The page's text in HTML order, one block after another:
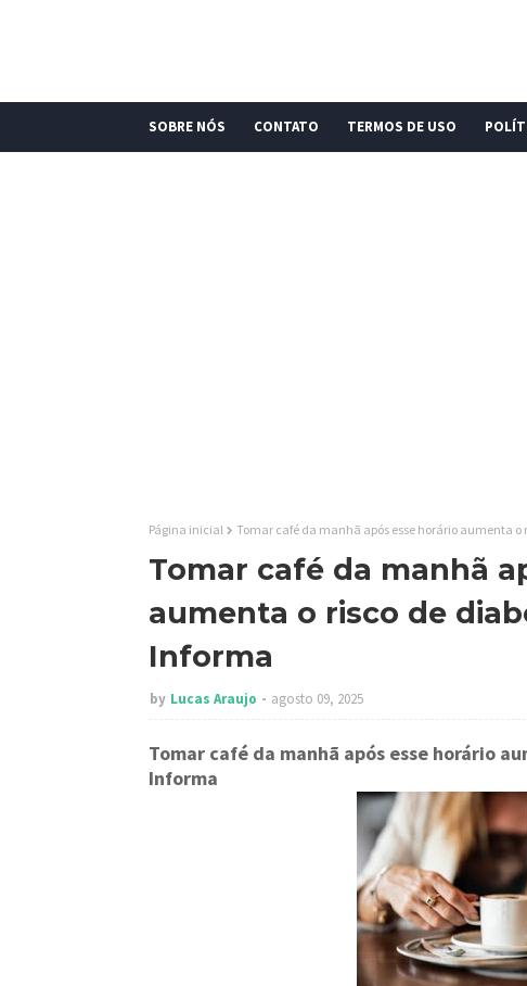
SOBRE NÓS CONTATO TERMOS DE USO
Página inicial Tomar café da manhã após esse horário aumenta o
Tomar café da manhã
aumenta o risco de
Informa
by Lucas Araujo agosto 09, 2025
Tomar café da manhã após esse horário
Informa